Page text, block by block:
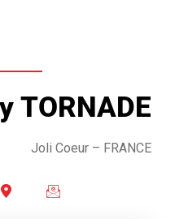
TORNADE
Joli Coeur – FRANCE